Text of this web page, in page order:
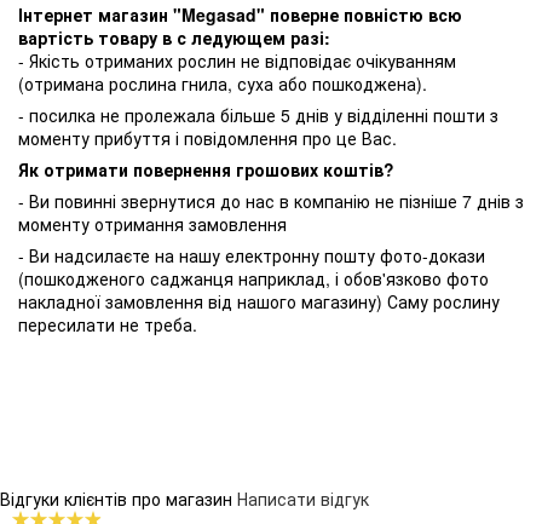
Інтернет магазин "Megasad" поверне повністю всю
вартість товару в с ледующем разі:
- Якість отриманих рослин не відповідає очікуванням
(отримана рослина гнила, суха або пошкоджена).
- посилка не пролежала більше 5 днів у відділенні пошти з
моменту прибуття і повідомлення про це Вас.
Як отримати повернення грошових коштів?
- Ви повинні звернутися до нас в компанію не пізніше 7 днів з
моменту отримання замовлення
- Ви надсилаєте на нашу електронну пошту фото-докази
(пошкодженого саджанця наприклад, і обов'язково фото
накладної замовлення від нашого магазину) Саму рослину
пересилати не треба.
Відгуки клієнтів про магазин Написати відгук